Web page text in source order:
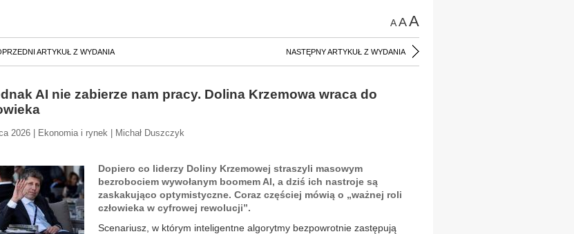
AAA
ARTYKUŁ Z WYDANIA NASTĘPNY ARTYKUŁ Z WYDANIA
AI nie zabierze nam pracy. Dolina Krzemowa wraca do
2026 | Ekonomia i rynek | Michał Duszczyk
Dopiero co liderzy Doliny Krzemowej straszyli masowym
bezrobociem wywołanym boomem AI, a dziś ich nastroje są
zaskakująco optymistyczne. Coraz częściej mówią o „ważnej roli
człowieka w cyfrowej rewolucji”.
Scenariusz, w którym inteligentne algorytmy bezpowrotnie zastępują